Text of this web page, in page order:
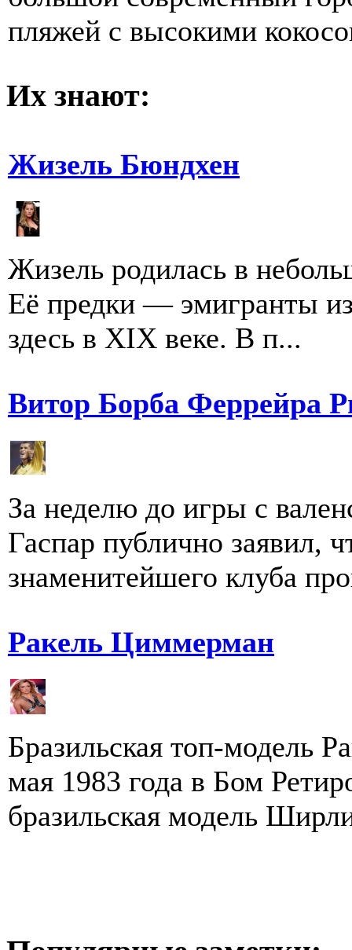
пляжей с высокими
Их знают:
Жизель Бюндхен
Жизель родилась в
Её предки — эмигранты
здесь в XIX веке. В п...
Витор Борба Феррейра
За неделю до игры с
Гаспар публично заявил,
знаменитейшего клуба
Ракель Циммерман
Бразильская топ-модель
мая 1983 года в Бом
бразильская модель